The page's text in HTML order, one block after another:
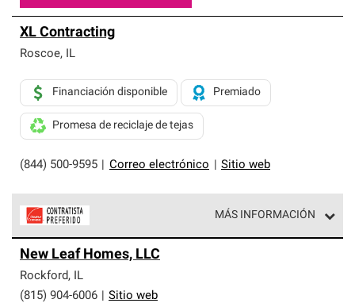
XL Contracting
Roscoe, IL
(844) 500-9595 Correo electrónico Sitio web
Financiación disponible Premiado
Promesa de reciclaje de tejas
MÁS INFORMACIÓN
parte de una red exclusiva de profesionales de techos
que cumplen con altos estándares y requisitos estrictos
de profesionalismo y confiabilidad.
New Leaf Homes, LLC
Rockford, IL
(815) 904-6006
Sitio web